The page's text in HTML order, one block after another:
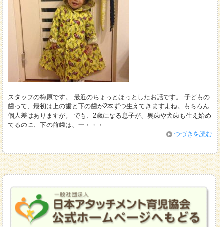
スタッフの梅原です。 最近のちょっとほっとしたお話です。 子どもの
歯って、最初は上の歯と下の歯が2本ずつ生えてきますよね。もちろん
個人差はありますが。 でも、2歳になる息子が、奥歯や犬歯も生え始め
てるのに、下の前歯は、一・・・
つづきを読む